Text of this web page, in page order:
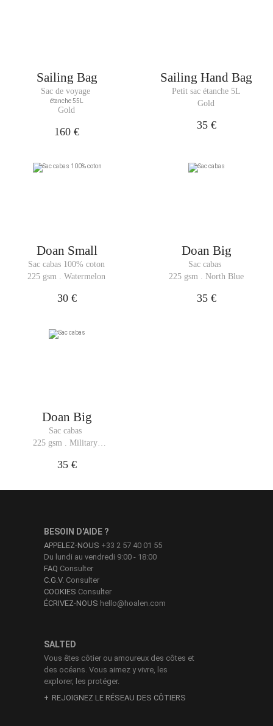
Sailing Bag
Sac de voyage
étanche 55L
Gold
160 €
Sailing Hand Bag
Petit sac étanche 5L
Gold
35 €
Doan Small
Sac cabas 100% coton
225 gsm . Watermelon
30 €
Doan Big
225 gsm . North Blue
35 €
Doan Big
225 gsm . Military
35 €
SALTED
Vous êtes côtier ou amoureux des côtes et
des océans. Vous aimez y vivre, les
explorer, les protéger.
REJOIGNEZ LE RÉSEAU DES CÔTIERS
BESOIN D'AIDE ?
APPELEZ-NOUS +33 2 57 40 01 55
Du lundi au vendredi 9:00 - 18:00
FAQ Consulter
C.G.V. Consulter
COOKIES Consulter
ÉCRIVEZ-NOUS hello@hoalen.com